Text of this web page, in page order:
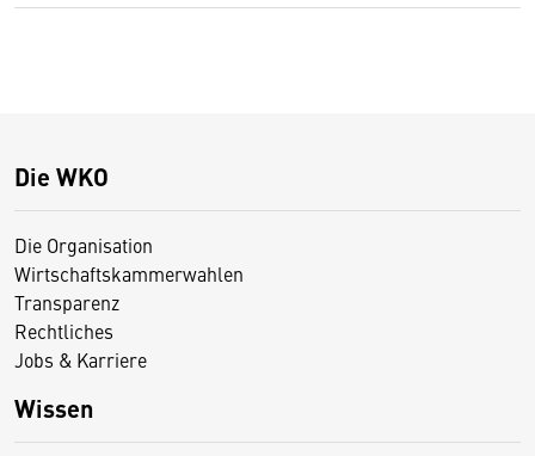
Die WKO
Die Organisation
Wirtschaftskammerwahlen
Transparenz
Rechtliches
Jobs & Karriere
Wissen